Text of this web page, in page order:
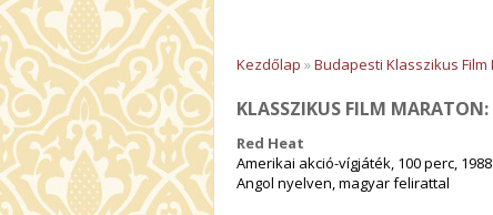
Kezdőlap »Budapesti Klasszikus Film
KLASSZIKUS FILM MARATON:
Red Heat
Amerikai akció-vígjáték, 100 perc, 1988
Angol nyelven, magyar felirattal